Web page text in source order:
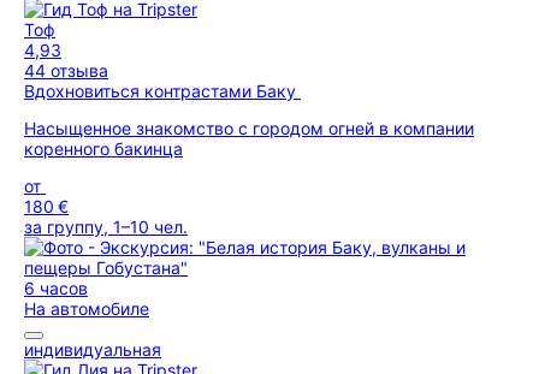
Тоф
4,93
44 отзыва
Вдохновиться контрастами Баку
Насыщенное знакомство с городом огней в компании
коренного бакинца
от
180 €
за группу, 1–10 чел.
6 часов
На автомобиле
индивидуальная